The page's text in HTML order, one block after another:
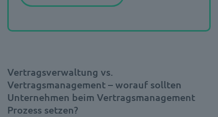
Vertragsverwaltung vs.
Vertragsmanagement – worauf sollten
Unternehmen beim Vertragsmanagement
Prozess setzen?